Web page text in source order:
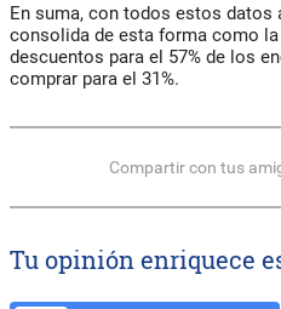
En suma, con todos estos datos
consolida de esta forma como
descuentos para el 57% de los
comprar para el 31%.
Compartir con tus
Tu opinión enriquece